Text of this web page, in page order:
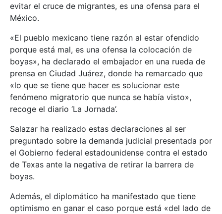
evitar el cruce de migrantes, es una ofensa para el
México.
«El pueblo mexicano tiene razón al estar ofendido
porque está mal, es una ofensa la colocación de
boyas», ha declarado el embajador en una rueda de
prensa en Ciudad Juárez, donde ha remarcado que
«lo que se tiene que hacer es solucionar este
fenómeno migratorio que nunca se había visto»,
recoge el diario ‘La Jornada’.
Salazar ha realizado estas declaraciones al ser
preguntado sobre la demanda judicial presentada por
el Gobierno federal estadounidense contra el estado
de Texas ante la negativa de retirar la barrera de
boyas.
Además, el diplomático ha manifestado que tiene
optimismo en ganar el caso porque está «del lado de